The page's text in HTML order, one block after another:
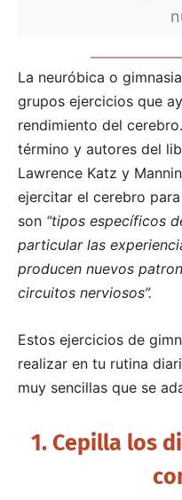
La neuróbica o
grupos ejercicios que
rendimiento del
término y autores del
Lawrence Katz y
ejercitar el cerebro
son “tipos específicos
particular las
producen nuevos
circuitos nerviosos”.
Estos ejercicios de
realizar en tu rutina
muy sencillas que se
1. Cepilla los